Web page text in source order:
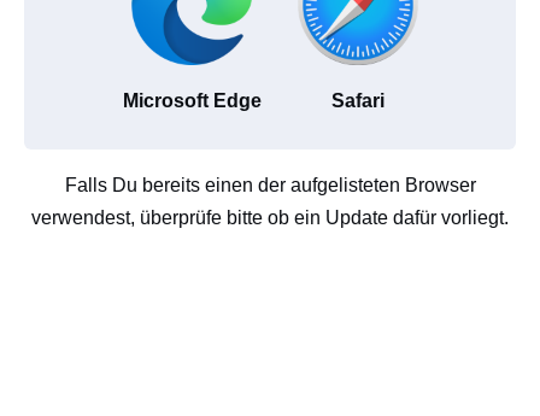
Microsoft Edge Safari
Falls Du bereits einen der aufgelisteten Browser
verwendest, überprüfe bitte ob ein Update dafür vorliegt.